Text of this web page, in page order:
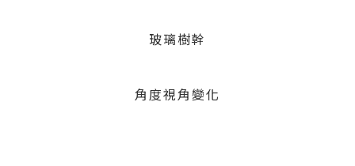
玻璃樹幹
角度視角變化